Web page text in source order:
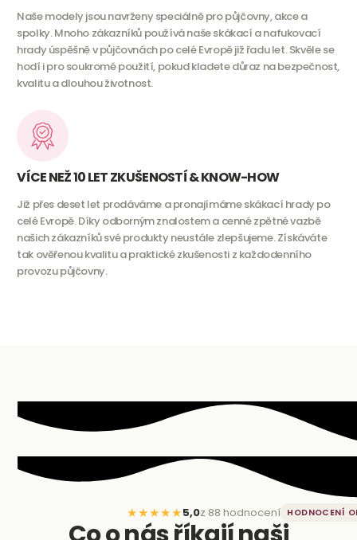
Naše modely jsou navrženy speciálně pro půjčovny, akce a
spolky. Mnoho zákazníků používá naše skákací a nafukovací
hrady úspěšně v půjčovnách po celé Evropě již řadu let. Skvěle se
hodí i pro soukromé použití, pokud kladete důraz na bezpečnost,
kvalitu a dlouhou životnost.
VÍCE NEŽ 10 LET ZKUŠENOSTÍ & KNOW-HOW
Již přes deset let prodáváme a pronajímáme skákací hrady po
celé Evropě. Díky odborným znalostem a cenné zpětné vazbě
našich zákazníků své produkty neustále zlepšujeme. Získáváte
tak ověřenou kvalitu a praktické zkušenosti z každodenního
provozu půjčovny.
★★★★★5,0z 88 hodnocení HODNOCENÍ